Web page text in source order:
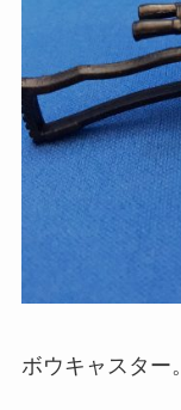
ボウキャスター。